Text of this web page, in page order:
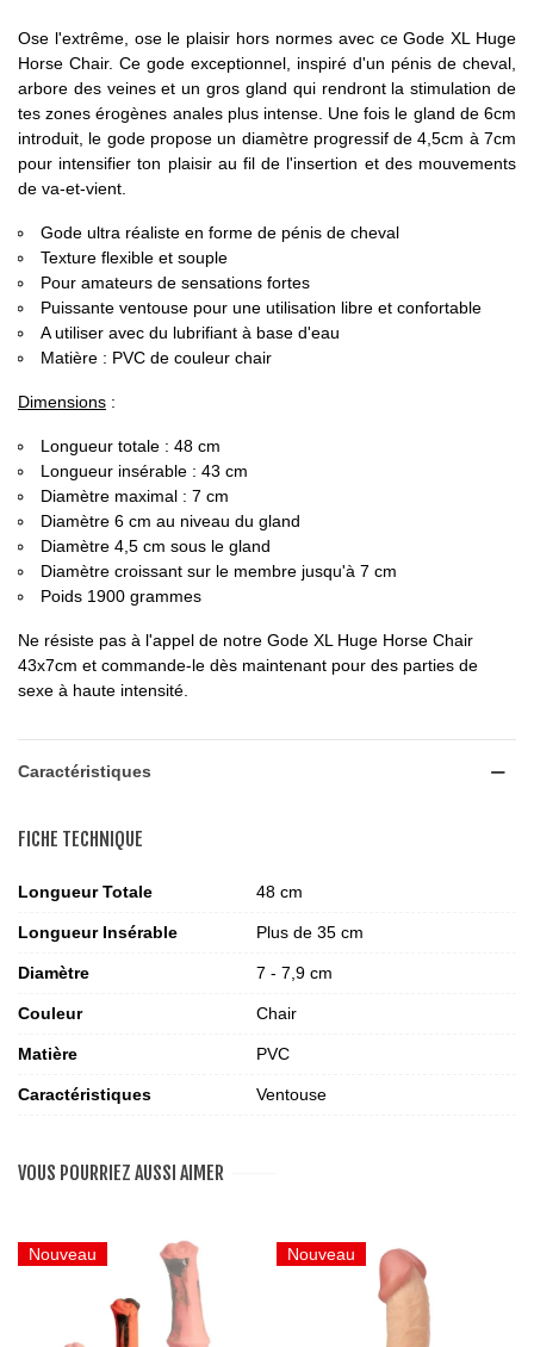
Ose l'extrême, ose le plaisir hors normes avec ce Gode XL Huge
Horse Chair. Ce gode exceptionnel, inspiré d'un pénis de cheval,
arbore des veines et un gros gland qui rendront la stimulation de
tes zones érogènes anales plus intense. Une fois le gland de 6cm
introduit, le gode propose un diamètre progressif de 4,5cm à 7cm
pour intensifier ton plaisir au fil de l'insertion et des mouvements
de va-et-vient.
Gode ultra réaliste en forme de pénis de cheval
Texture flexible et souple
Pour amateurs de sensations fortes
Puissante ventouse pour une utilisation libre et confortable
A utiliser avec du lubrifiant à base d'eau
Matière : PVC de couleur chair
Dimensions :
Longueur totale : 48 cm
Longueur insérable : 43 cm
Diamètre maximal : 7 cm
Diamètre 6 cm au niveau du gland
Diamètre 4,5 cm sous le gland
Diamètre croissant sur le membre jusqu'à 7 cm
Poids 1900 grammes
Ne résiste pas à l'appel de notre Gode XL Huge Horse Chair
43x7cm et commande-le dès maintenant pour des parties de
sexe à haute intensité.
Caractéristiques
FICHE TECHNIQUE
Longueur Totale 48 cm
Longueur Insérable Plus de 35 cm
Diamètre 7 - 7,9 cm
Couleur Chair
Matière PVC
Caractéristiques Ventouse
VOUS POURRIEZ AUSSI AIMER
Nouveau Nouveau